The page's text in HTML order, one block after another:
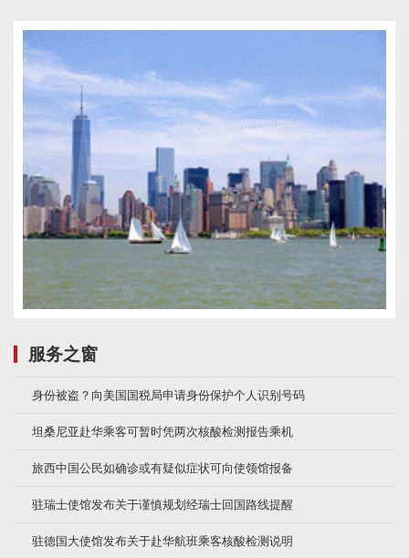
服务之窗
身份被盗？向美国国税局申请身份保护个人识别号码
坦桑尼亚赴华乘客可暂时凭两次核酸检测报告乘机
旅西中国公民如确诊或有疑似症状可向使领馆报备
驻瑞士使馆发布关于谨慎规划经瑞士回国路线提醒
驻德国大使馆发布关于赴华航班乘客核酸检测说明